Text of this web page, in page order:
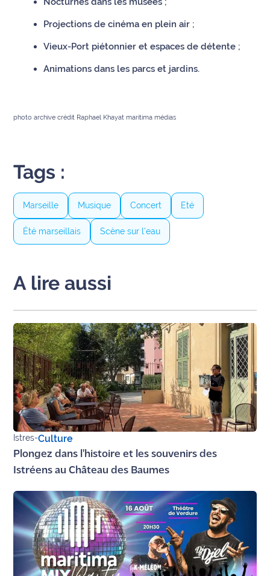
Projections de cinéma en plein air ;
Vieux-Port piétonnier et espaces de détente ;
Animations dans les parcs et jardins.
photo archive crédit Raphael Khayat maritima médias
Tags :
Marseille Musique Concert Eté
Été marseillais Scène sur l'eau
A lire aussi
Istres-Culture
Plongez dans l'histoire et les souvenirs des
Istréens au Château des Baumes